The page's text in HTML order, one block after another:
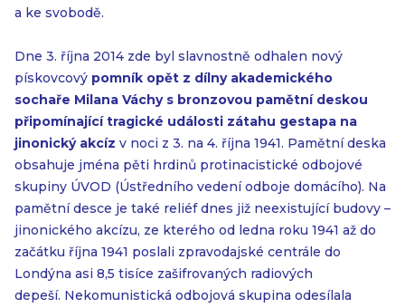
a ke svobodě.
Dne 3. října 2014 zde byl slavnostně odhalen nový
pískovcový pomník opět z dílny akademického
sochaře Milana Váchy s bronzovou pamětní deskou
připomínající tragické události zátahu gestapa na
jinonický akcíz v noci z 3. na 4. října 1941. Pamětní deska
obsahuje jména pěti hrdinů protinacistické odbojové
skupiny ÚVOD (Ústředního vedení odboje domácího). Na
pamětní desce je také reliéf dnes již neexistující budovy –
jinonického akcízu, ze kterého od ledna roku 1941 až do
začátku října 1941 poslali zpravodajské centrále do
Londýna asi 8,5 tisíce zašifrovaných radiových
depeší. Nekomunistická odbojová skupina odesílala